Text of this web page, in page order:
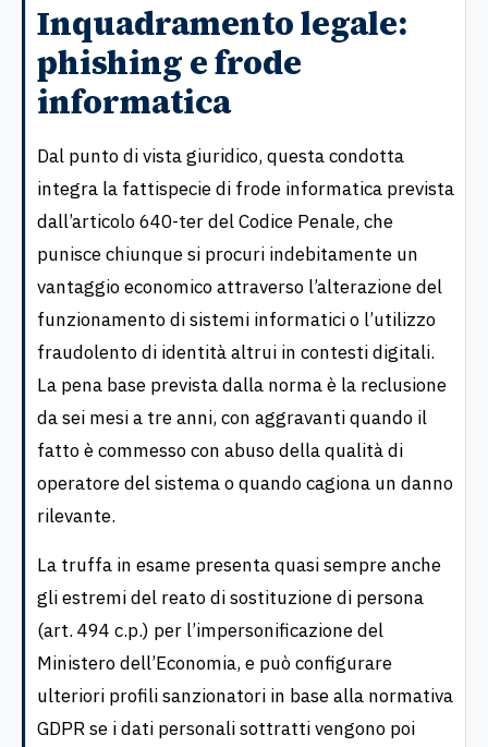
Inquadramento legale:
phishing e frode
informatica
Dal punto di vista giuridico, questa condotta
integra la fattispecie di frode informatica prevista
dall’articolo 640-ter del Codice Penale, che
punisce chiunque si procuri indebitamente un
vantaggio economico attraverso l’alterazione del
funzionamento di sistemi informatici o l’utilizzo
fraudolento di identità altrui in contesti digitali.
La pena base prevista dalla norma è la reclusione
da sei mesi a tre anni, con aggravanti quando il
fatto è commesso con abuso della qualità di
operatore del sistema o quando cagiona un danno
rilevante.
La truffa in esame presenta quasi sempre anche
gli estremi del reato di sostituzione di persona
(art. 494 c.p.) per l’impersonificazione del
Ministero dell’Economia, e può configurare
ulteriori profili sanzionatori in base alla normativa
GDPR se i dati personali sottratti vengono poi